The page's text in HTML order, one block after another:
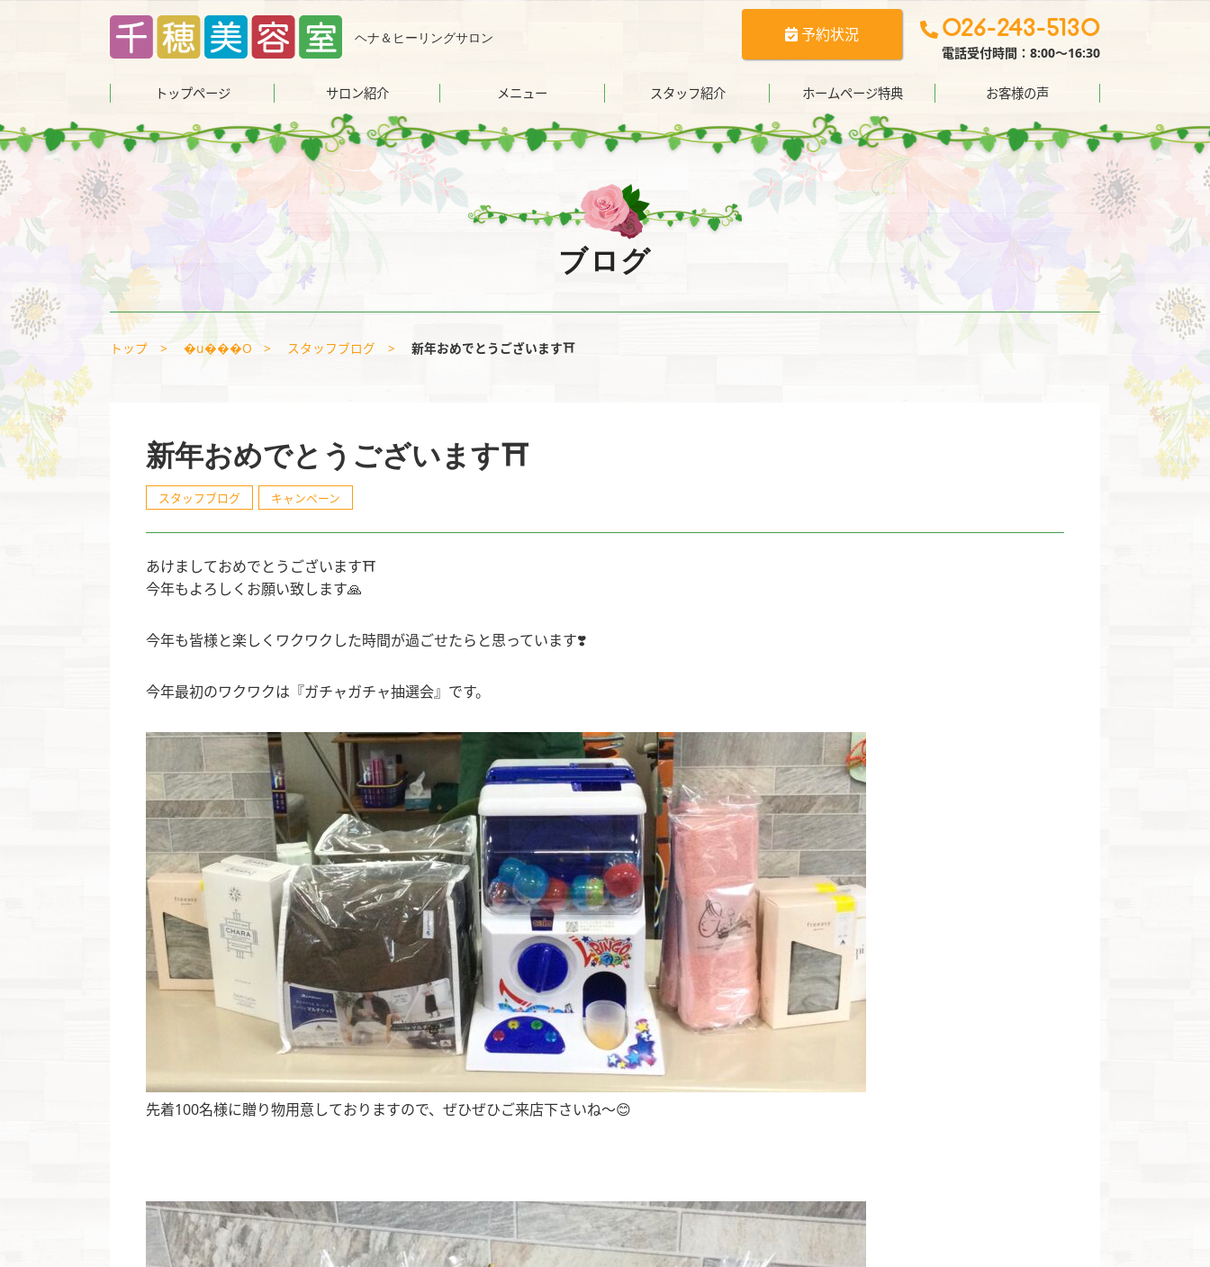
ス
キ
ッ
ヘナ＆ヒーリングサロン 予約状況 026-243-5130
電話受付時間：8:00〜16:30
トップページ サロン紹介 メニュー スタッフ紹介 ホームページ特典 お客様の声
ブログ
トップ �u���O スタッフブログ 新年おめでとうございます⛩
新年おめでとうございます⛩
スタッフブログ キャンペーン
あけましておめでとうございます⛩
今年もよろしくお願い致します🙏
今年も皆様と楽しくワクワクした時間が過ごせたらと思っています❣️
今年最初のワクワクは『ガチャガチャ抽選会』です。
先着100名様に贈り物用意しておりますので、ぜひぜひご来店下さいね〜😊